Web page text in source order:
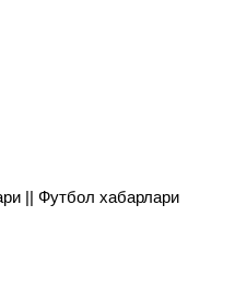
|| Футбол хабарлари